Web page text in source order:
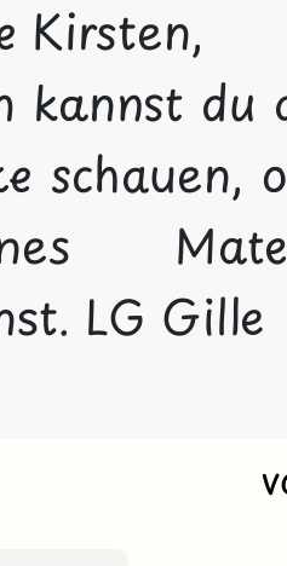
Kirsten,
kannst du
LG Gille